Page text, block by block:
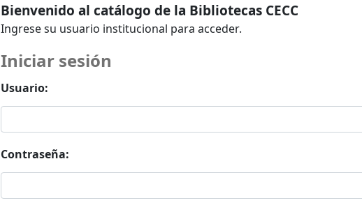
Bienvenido al catálogo de la Bibliotecas CECC
Ingrese su usuario institucional para acceder.
Iniciar sesión
Usuario:
Contraseña: